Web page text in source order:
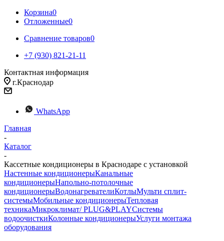
Корзина0
Отложенные0
Сравнение товаров0
+7 (930) 821-21-11
Контактная информация
г.Краснодар
WhatsApp
Главная
-
Каталог
-
Кассетные кондиционеры в Краснодаре с установкой
Настенные кондиционерыКанальные
кондиционерыНапольно-потолочные
кондиционерыВодонагревателиКотлыМульти сплит-
системыМобильные кондиционерыТепловая
техникаМикроклимат/ PLUG&PLAYСистемы
водоочисткиКолонные кондиционерыУслуги монтажа
оборудования